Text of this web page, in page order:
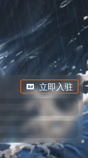
立即入驻